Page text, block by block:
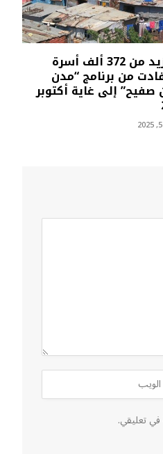
أزيد من 372 ألف أسرة
من برنامج “مدن
صفيح” إلى غاية أكتوبر
في تعليقي.